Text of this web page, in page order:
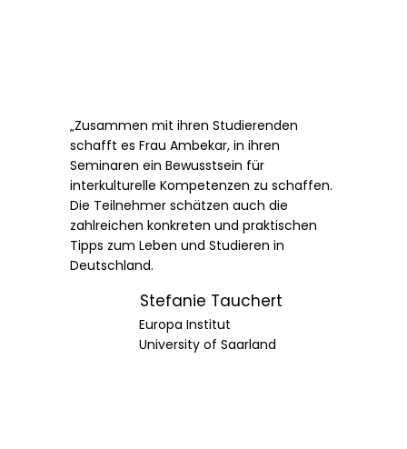
„Zusammen mit ihren Studierenden
schafft es Frau Ambekar, in ihren
Seminaren ein Bewusstsein für
interkulturelle Kompetenzen zu schaffen.
Die Teilnehmer schätzen auch die
zahlreichen konkreten und praktischen
Tipps zum Leben und Studieren in
Deutschland.
Stefanie Tauchert
Europa Institut
University of Saarland